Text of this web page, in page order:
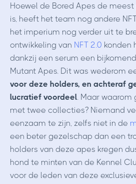
Hoewel de Bored Apes de
is, heeft het team nog andere
het imperium nog verder uit te
ontwikkeling van NFT 2.0 konden
dankzij een serum een
Mutant Apes. Dit was wederom
voor deze holders, en achteraf
lucratief voordeel . Maar
met twee collecties? Niemand
eenzaam te zijn, zelfs niet in de
een beter gezelschap dan een
holders van deze apes kregen
hond te minten van de Kennel
voor de leden van deze